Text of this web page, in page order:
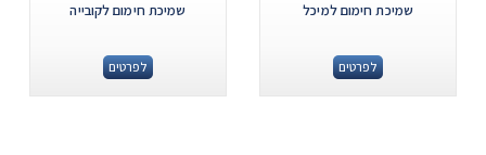
שמיכת חימום למיכל
לפרטים
שמיכת חימום לקובייה
לפרטים